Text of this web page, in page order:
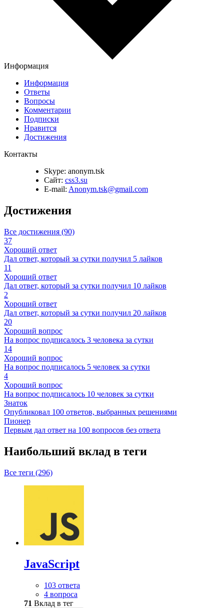
Информация
Информация
Ответы
Вопросы
Комментарии
Подписки
Нравится
Достижения
Контакты
Skype: anonym.tsk
Сайт: css3.su
E-mail: Anonym.tsk@gmail.com
Достижения
Все достижения (90)
37
Хороший ответ
Дал ответ, который за сутки получил 5 лайков
11
Хороший ответ
Дал ответ, который за сутки получил 10 лайков
2
Хороший ответ
Дал ответ, который за сутки получил 20 лайков
20
Хороший вопрос
На вопрос подписалось 3 человека за сутки
14
Хороший вопрос
На вопрос подписалось 5 человек за сутки
4
Хороший вопрос
На вопрос подписалось 10 человек за сутки
Знаток
Опубликовал 100 ответов, выбранных решениями
Пионер
Первым дал ответ на 100 вопросов без ответа
Наибольший вклад в теги
Все теги (296)
JavaScript
103 ответа
4 вопроса
71 Вклад в тег